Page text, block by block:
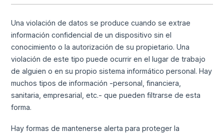
Una violación de datos se produce cuando se extrae
información confidencial de un dispositivo sin el
conocimiento o la autorización de su propietario. Una
violación de este tipo puede ocurrir en el lugar de trabajo
de alguien o en su propio sistema informático personal. Hay
muchos tipos de información -personal, financiera,
sanitaria, empresarial, etc.- que pueden filtrarse de esta
forma.
Hay formas de mantenerse alerta para proteger la